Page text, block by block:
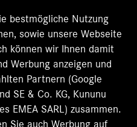
e
u
e
n
R
g
i
s
e
u
e
n
R
e
g
i
s
bestmögliche Nutzung
sowie unsere Webseite
können wir Ihnen damit
Werbung anzeigen und
Partnern (Google
SE & Co. KG, Kununu
EMEA SARL) zusammen.
Sie auch Werbung auf